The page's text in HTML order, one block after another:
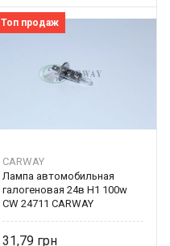
Топ продаж
CARWAY
Лампа автомобильная
галогеновая 24в Н1 100w
CW 24711 CARWAY
31,79